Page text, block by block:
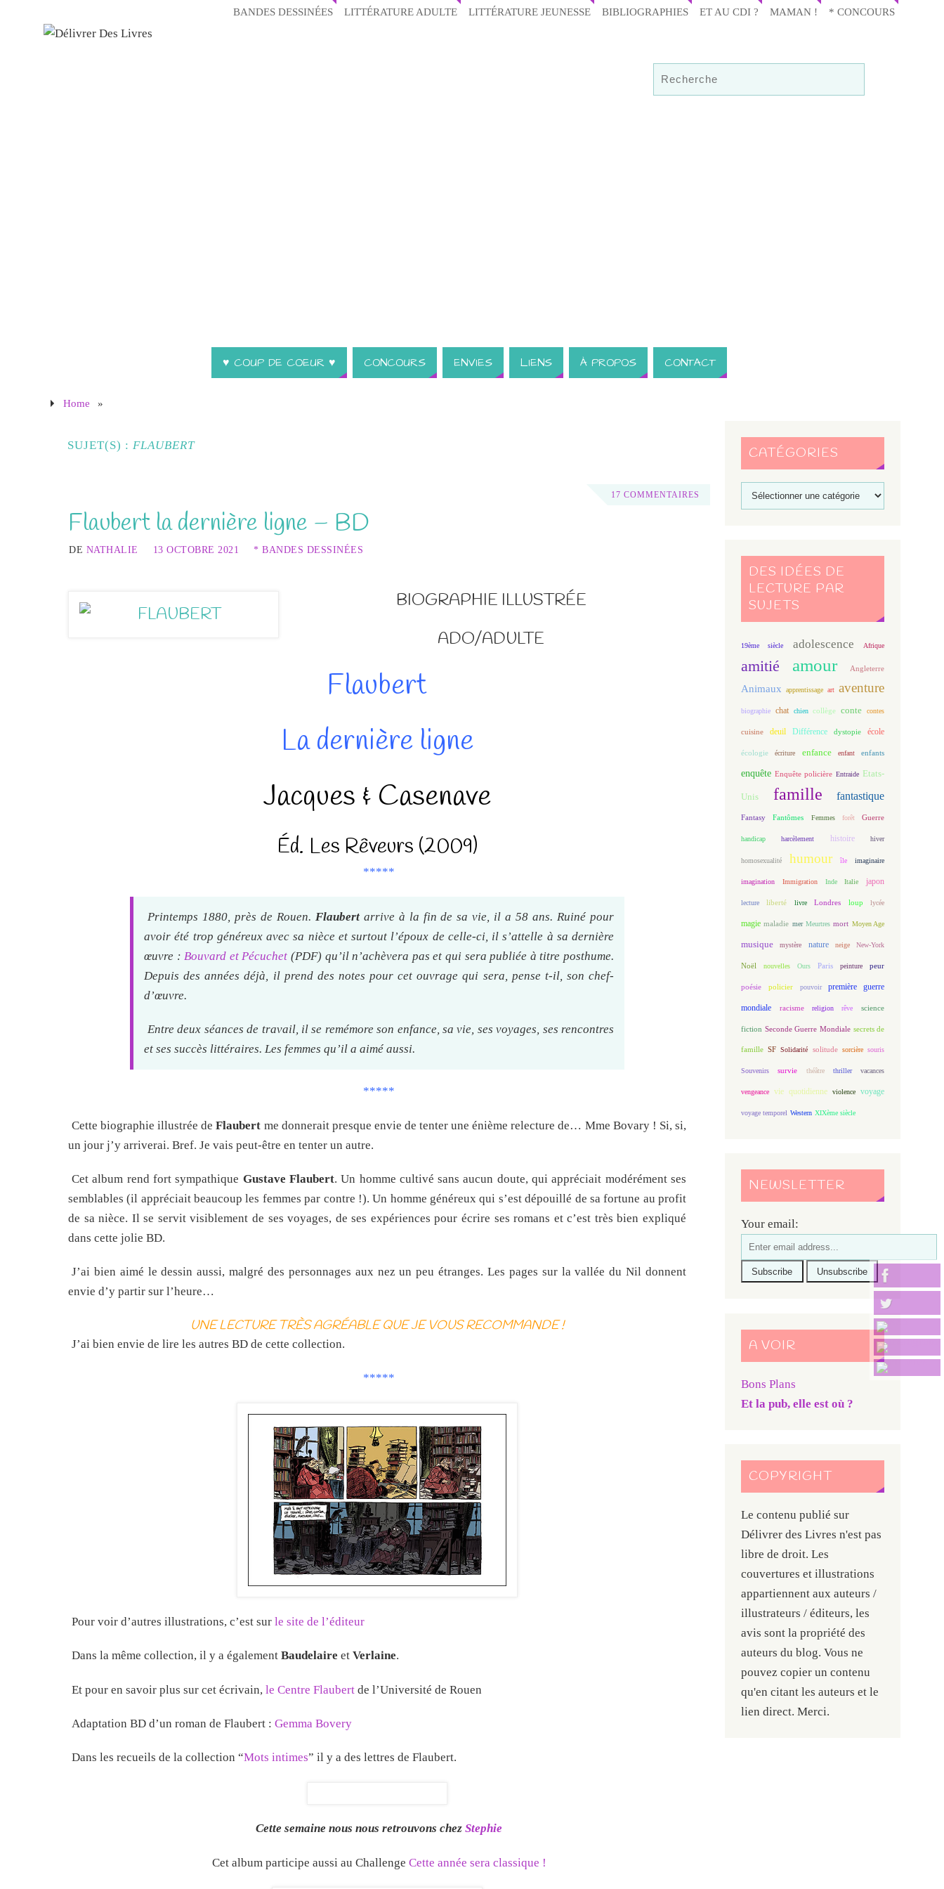
BANDES DESSINÉES LITTÉRATURE ADULTE LITTÉRATURE JEUNESSE BIBLIOGRAPHIES ET AU CDI ? MAMAN ! * CONCOURS
♥ COUP DE COEUR ♥ CONCOURS ENVIES LIENS À PROPOS CONTACT
Home »
SUJET(S) : FLAUBERT
17 COMMENTAIRES
Flaubert la dernière ligne – BD
DE NATHALIE 13 OCTOBRE 2021 * BANDES DESSINÉES
BIOGRAPHIE ILLUSTRÉE
ADO/ADULTE
Flaubert
La dernière ligne
Jacques & Casenave
Éd. Les Rêveurs (2009)
*****
Printemps 1880, près de Rouen. Flaubertarrive à la fin de sa vie, il a 58 ans. Ruiné pour
avoir été trop généreux avec sa nièce et surtout l’époux de celle-ci, il s’attelle à sa dernière
œuvre :Bouvard et Pécuchet (PDF) qu’il n’achèvera pas et qui sera publiée à titre posthume.
Depuis des années déjà, il prend des notes pour cet ouvrage qui sera, pense t-il, son chef-
d’œuvre.
Entre deux séances de travail, il se remémore son enfance, sa vie, ses voyages, ses rencontres
et ses succès littéraires. Les femmes qu’il a aimé aussi.
*****
Cette biographie illustrée deFlaubert me donnerait presque envie de tenter une énième relecture de… Mme Bovary ! Si, si,
un jour j’y arriverai. Bref. Je vais peut-être en tenter un autre.
Cet album rend fort sympathique Gustave Flaubert. Un homme cultivé sans aucun doute, qui appréciait modérément ses
semblables (il appréciait beaucoup les femmes par contre !). Un homme généreux qui s’est dépouillé de sa fortune au profit
de sa nièce. Il se servit visiblement de ses voyages, de ses expériences pour écrire ses romans et c’est très bien expliqué
dans cette jolie BD.
J’ai bien aimé le dessin aussi, malgré des personnages aux nez un peu étranges. Les pages sur la vallée du Nil donnent
envie d’y partir sur l’heure…
UNE LECTURE TRÈS AGRÉABLE QUE JE VOUS RECOMMANDE !
J’ai bien envie de lire les autres BD de cette collection.
*****
Pour voir d’autres illustrations, c’est sur le site de l’éditeur
Dans la même collection, il y a également Baudelaire et Verlaine.
Et pour en savoir plus sur cet écrivain, le Centre Flaubert de l’Université de Rouen
Adaptation BD d’un roman de Flaubert : Gemma Bovery
Dans les recueils de la collection “Mots intimes” il y a des lettres de Flaubert.
Cette semaine nous nous retrouvons chez Stephie
Cet album participe aussi au Challenge Cette année sera classique !
CATÉGORIES
DES IDÉES DE
LECTURE PAR
SUJETS
19ème siècle adolescence Afrique
amitié amour Angleterre
Animaux apprentissage art aventure
biographie chat chien collège conte contes
cuisine deuil Différence dystopie école
écologie écriture enfance enfant enfants
enquête Enquête policière Entraide Etats-
Unis famille fantastique
Fantasy Fantômes Femmes forêt Guerre
handicap harcèlement histoire hiver
homosexualité humour île imaginaire
imagination Immigration Inde Italie japon
lecture liberté livre Londres loup lycée
magie maladie mer Meurtres mort Moyen Age
musique mystère nature neige New-York
Noël nouvelles Ours Paris peinture peur
poésie policier pouvoir première guerre
mondiale racisme religion rêve science
fiction Seconde Guerre Mondiale secrets de
famille SF Solidarité solitude sorcière souris
Souvenirs survie théâtre thriller vacances
vengeance vie quotidienne violence voyage
voyage temporel Western XIXème siècle
NEWSLETTER
Your email:
A VOIR
Bons Plans
Et la pub, elle est où ?
COPYRIGHT
Le contenu publié sur
Délivrer des Livres n'est pas
libre de droit. Les
couvertures et illustrations
appartiennent aux auteurs /
illustrateurs / éditeurs, les
avis sont la propriété des
auteurs du blog. Vous ne
pouvez copier un contenu
qu'en citant les auteurs et le
lien direct. Merci.